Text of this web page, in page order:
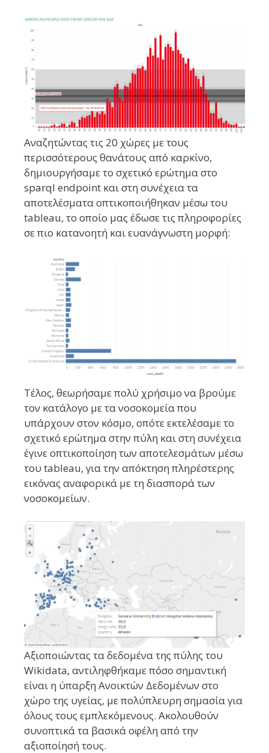
Αναζητώντας τις 20 χώρες με τους
περισσότερους θανάτους από καρκίνο,
δημιουργήσαμε το σχετικό ερώτημα στο
sparql endpoint και στη συνέχεια τα
αποτελέσματα οπτικοποιήθηκαν μέσω του
tableau, το οποίο μας έδωσε τις πληροφορίες
σε πιο κατανοητή και ευανάγνωστη μορφή:
Τέλος, θεωρήσαμε πολύ χρήσιμο να βρούμε
τον κατάλογο με τα νοσοκομεία που
υπάρχουν στον κόσμο, οπότε εκτελέσαμε το
σχετικό ερώτημα στην πύλη και στη συνέχεια
έγινε οπτικοποίηση των αποτελεσμάτων μέσω
του tableau, για την απόκτηση πληρέστερης
εικόνας αναφορικά με τη διασπορά των
νοσοκομείων.
Αξιοποιώντας τα δεδομένα της πύλης του
Wikidata, αντιληφθήκαμε πόσο σημαντική
είναι η ύπαρξη Ανοικτών Δεδομένων στο
χώρο της υγείας, με πολύπλευρη σημασία για
όλους τους εμπλεκόμενους. Ακολουθούν
συνοπτικά τα βασικά οφέλη από την
αξιοποίησή τους.